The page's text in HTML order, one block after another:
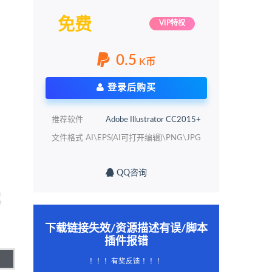
免费 VIP特权
0.5 K币
登录后购买
推荐软件 Adobe Illustrator CC2015+
文件格式 AI\EPS(AI可打开编辑)\PNG\JPG
QQ咨询
下载链接失效/资源描述有误/脚本
插件报错
！！！有奖反馈 ！！！